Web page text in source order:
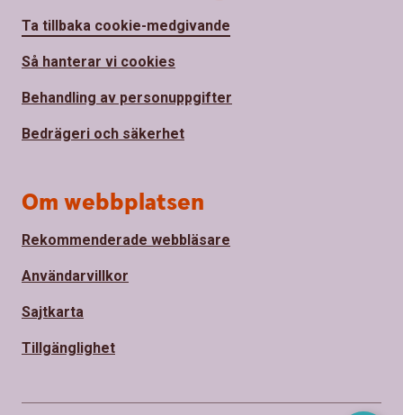
Ta tillbaka cookie-medgivande
Så hanterar vi cookies
Behandling av personuppgifter
Bedrägeri och säkerhet
Om webbplatsen
Rekommenderade webbläsare
Användarvillkor
Sajtkarta
Tillgänglighet